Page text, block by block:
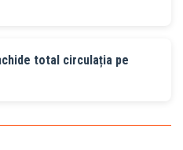
total circulația pe